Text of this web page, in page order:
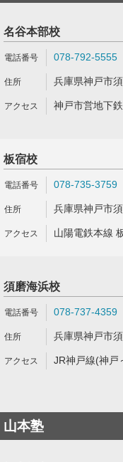
名谷本部校
078-792-5555
兵庫県神戸市
神戸市営地下
板宿校
078-735-3759
兵庫県神戸市
山陽電鉄本線
須磨海浜校
078-737-4359
兵庫県神戸市
JR神戸線(神戸
山本塾